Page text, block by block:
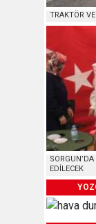
TRAKTÖR
EDİLECEK